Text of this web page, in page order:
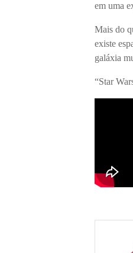
em uma
Mais do
existe
galáxia
“Star